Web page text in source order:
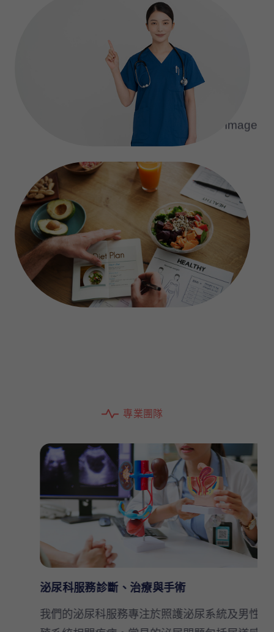
專業 團 隊
泌尿科服務診斷、治療與手術
我們的泌尿科服務專注於照護泌尿系統及男性生